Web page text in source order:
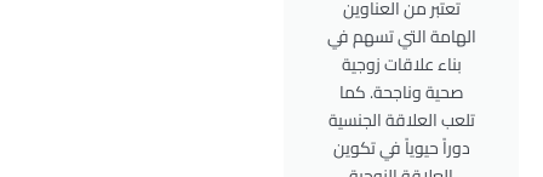
تعتبر من العناوين
الهامة التي تسهم في
بناء علاقات زوجية
صحية وناجحة. كما
تلعب العلاقة الجنسية
دوراً حيوياً في تكوين